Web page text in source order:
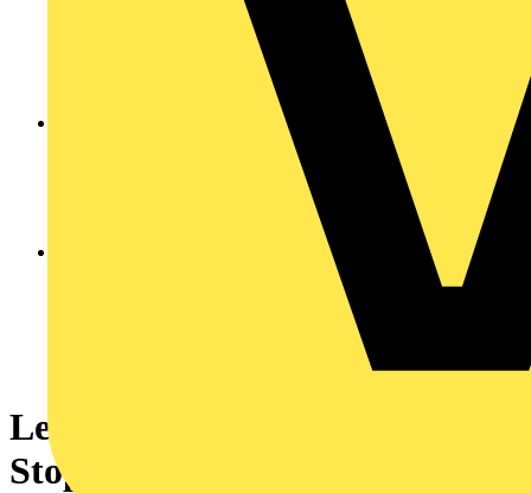
Legrand Sicherheitskasten E-
Stop-Switch Aufputz